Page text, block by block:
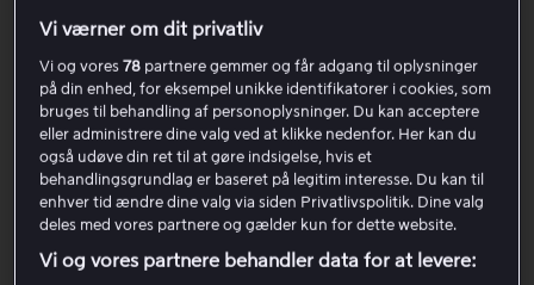
engangskøb, inklusive leje- og køb af film. Købelåsen
gælder for alle profiler på kontoen.
Sådan aktiverer du en købelås
Åbn kontomenuen ved at klikke på profilbilledet
øverst i højre hjørne.
Vælg Min konto.
Åbn Kontoindstillinger.
Vi værner om dit privatliv
Vi og vores78 partnere gemmer og får adgang til oplysninger
på din enhed, for eksempel unikke identifikatorer i cookies, som
bruges til behandling af personoplysninger. Du kan acceptere
eller administrere dine valg ved at klikke nedenfor. Her kan du
også udøve din ret til at gøre indsigelse, hvis et
behandlingsgrundlag er baseret på legitim interesse. Du kan til
enhver tid ændre dine valg via siden Privatlivspolitik. Dine valg
deles med vores partnere og gælder kun for dette website.
Vi og vores partnere behandler data for at levere: